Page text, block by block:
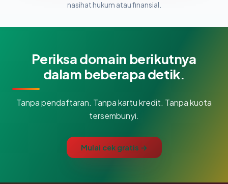
nasihat hukum atau finansial.
Periksa domain berikutnya
dalam beberapa detik.
Tanpa pendaftaran. Tanpa kartu kredit. Tanpa kuota
tersembunyi.
Mulai cek gratis →